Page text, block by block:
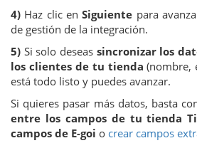
4) Haz clic enSiguiente para
de gestión de la integración.
5) Si solo deseas sincronizar los
los clientes de tu tienda (nombre,
está todo listo y puedes avanzar.
Si quieres pasar más datos, basta
entre los campos de tu tienda
campos de E-goi o crear campos